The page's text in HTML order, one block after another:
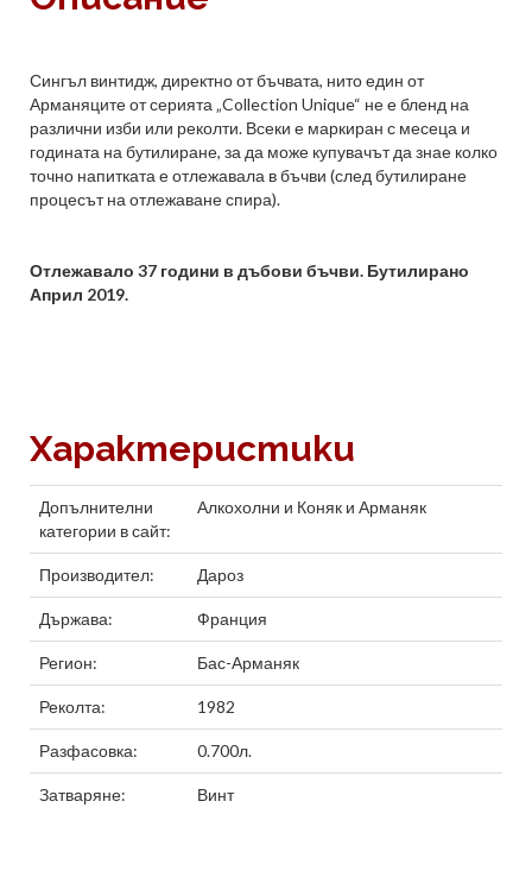
Сингъл винтидж, директно от бъчвата, нито един от
Арманяците от серията „Collection Unique“ не е бленд на
различни изби или реколти. Всеки е маркиран с месеца и
годината на бутилиране, за да може купувачът да знае колко
точно напитката е отлежавала в бъчви (след бутилиране
процесът на отлежаване спира).
Отлежавало 37 години в дъбови бъчви. Бутилирано
Април 2019.
Характеристики
Допълнителни
категории в сайт:
Алкохолни и Коняк и Арманяк
Производител: Дароз
Държава: Франция
Регион: Бас-Арманяк
Реколта: 1982
Разфасовка: 0.700л.
Затваряне: Винт